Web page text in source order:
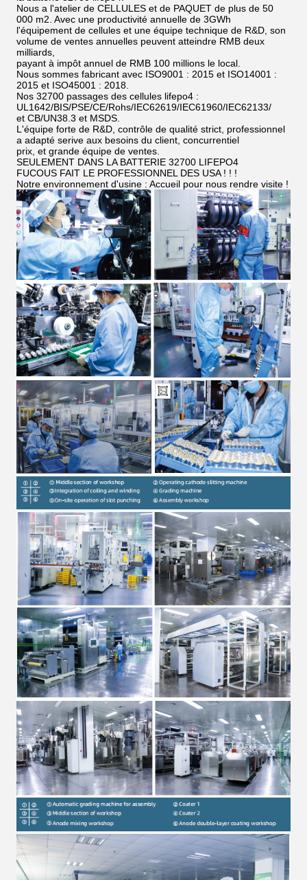
Nous a l'atelier de CELLULES et de PAQUET de plus de 50
000 m2. Avec une productivité annuelle de 3GWh
l'équipement de cellules et une équipe technique de R&D, son
volume de ventes annuelles peuvent atteindre RMB deux
milliards,
payant à impôt annuel de RMB 100 millions le local.
Nous sommes fabricant avec ISO9001 : 2015 et ISO14001 :
2015 et ISO45001 : 2018.
Nos 32700 passages des cellules lifepo4 :
UL1642/BIS/PSE/CE/Rohs/IEC62619/IEC61960/IEC62133/
et CB/UN38.3 et MSDS.
L'équipe forte de R&D, contrôle de qualité strict, professionnel
a adapté serive aux besoins du client, concurrentiel
prix, et grande équipe de ventes.
SEULEMENT DANS LA BATTERIE 32700 LIFEPO4
FUCOUS FAIT LE PROFESSIONNEL DES USA ! ! !
Notre environnement d'usine : Accueil pour nous rendre visite !